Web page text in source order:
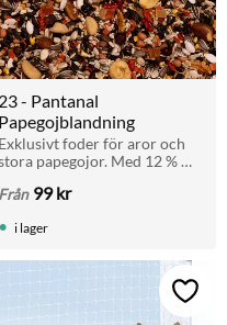
23 - Pantanal
Papegojblandning
Exklusivt foder för aror och
papegojor. Med 12 %
pellets och gritt.
Från 99kr
i lager
favoriter Lägg